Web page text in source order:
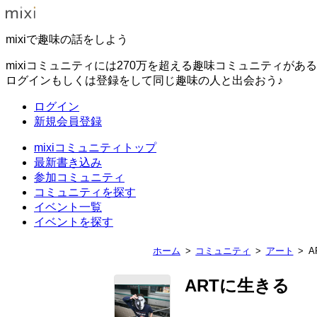
mixiで趣味の話をしよう
mixiコミュニティには270万を超える趣味コミュニティがある
ログインもしくは登録をして同じ趣味の人と出会おう♪
ログイン
新規会員登録
mixiコミュニティトップ
最新書き込み
参加コミュニティ
コミュニティを探す
イベント一覧
イベントを探す
ホーム コミュニティ アート
ARTに生きる